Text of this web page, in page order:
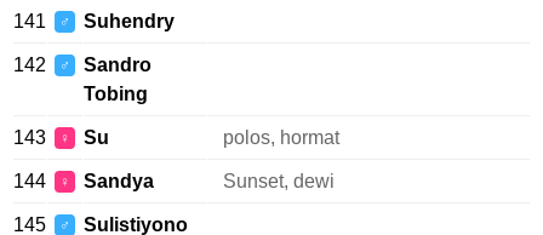
141 ♂ Suhendry
142 ♂
Sandro
Tobing
143 ♀ Su polos, hormat
144 ♀ Sandya Sunset, dewi
145 ♂ Sulistiyono